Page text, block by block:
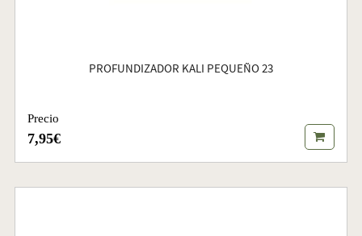
PROFUNDIZADOR KALI PEQUEÑO 23
Precio
7,95€